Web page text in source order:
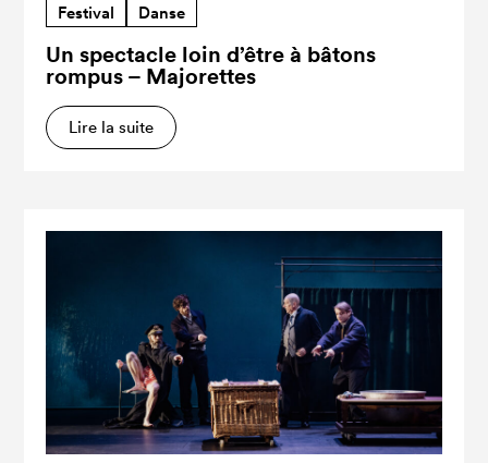
Festival Danse
Un spectacle loin d’être à bâtons
rompus – Majorettes
Lire la suite